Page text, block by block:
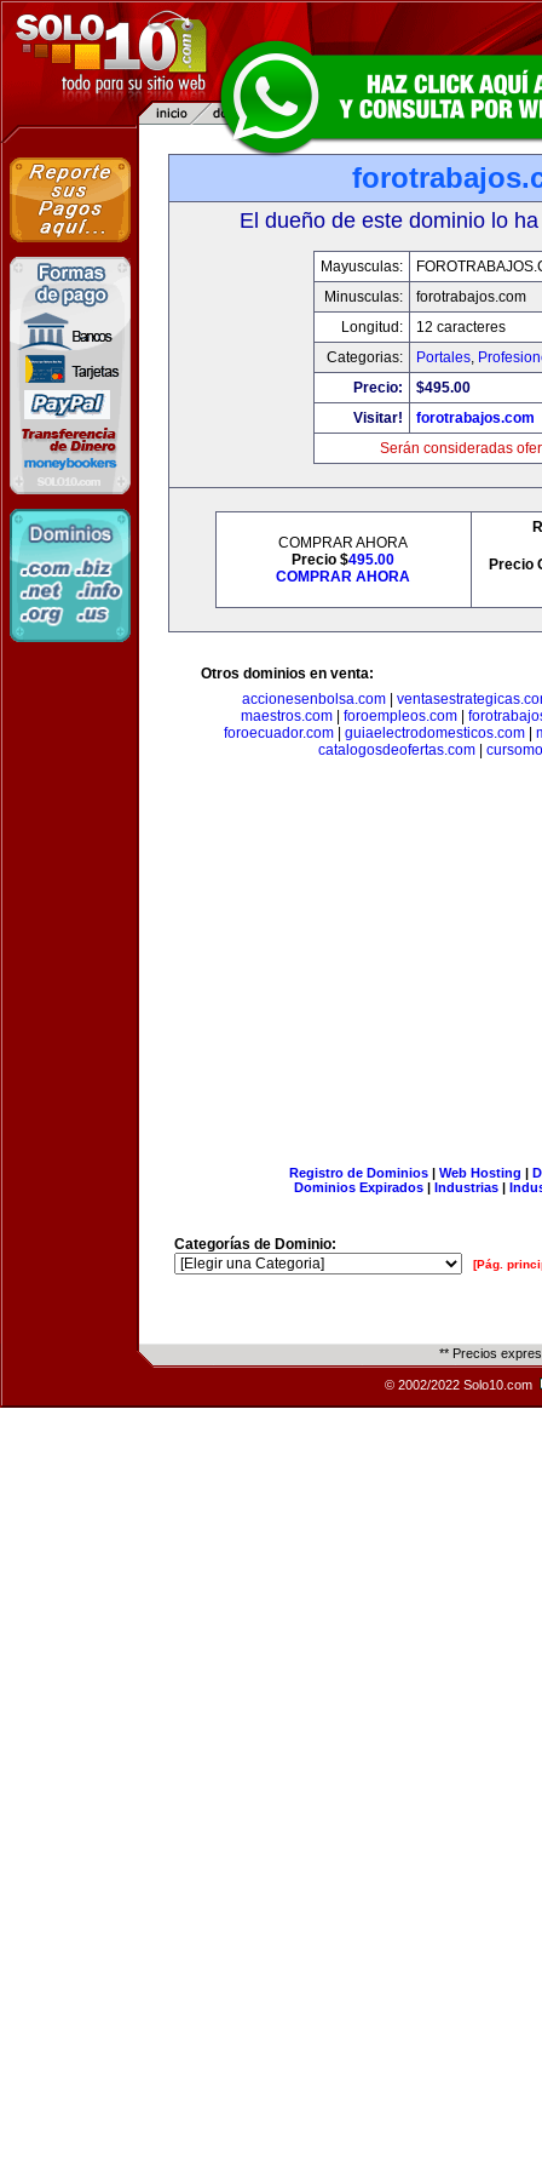
El dueño de este dominio lo
Mayusculas:
Minusculas:
forotrabajos.com
Longitud:
12 caracteres
Categorias:
Portales,
Precio:
$495.00
Visitar!
forotrabajos.com
Serán consideradas
COMPRAR AHORA
Precio $495.00
COMPRAR AHORA
Precio
Otros dominios en venta:
accionesenbolsa.com|
maestros.com| foroempleos.com|
foroecuador.com| guiaelectrodomesticos.com|
catalogosdeofertas.com
Registro de Dominios| Web Hosting |
Dominios Expirados | Industrias |
Categorías de Dominio:
[Pág.
** Precios
© 2002/2022 Solo10.com